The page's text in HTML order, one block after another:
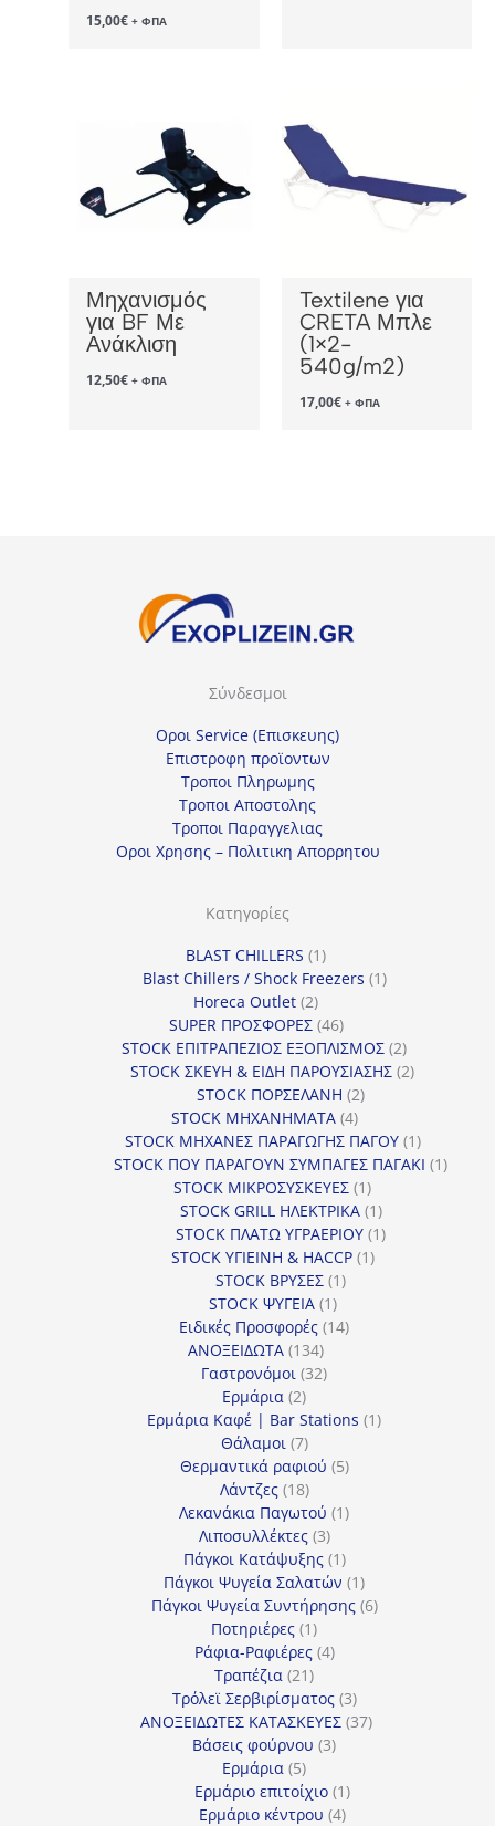
15,00€ + ΦΠΑ
Μηχανισμός
για BF Με
Ανάκλιση
12,50€ + ΦΠΑ
Textilene για
CRETA Μπλε
(1×2-
540g/m2)
17,00€ + ΦΠΑ
Σύνδεσμοι
Οροι Service (Επισκευης)
Επιστροφη προϊοντων
Τροποι Πληρωμης
Τροποι Αποστολης
Τροποι Παραγγελιας
Οροι Χρησης – Πολιτικη Απορρητου
Κατηγορίες
BLAST CHILLERS 11
προϊόν
Blast Chillers / Shock Freezers 11
Horeca Outlet 22
προϊόντα
SUPER ΠΡΟΣΦΟΡΕΣ 4646
προϊόντα
STOCK ΕΠΙΤΡΑΠΕΖΙΟΣ ΕΞΟΠΛΙΣΜΟΣ 22
προϊόντα
STOCK ΣΚΕΥΗ & ΕΙΔΗ ΠΑΡΟΥΣΙΑΣΗΣ 22
STOCK ΠΟΡΣΕΛΑΝΗ 22
STOCK ΜΗΧΑΝΗΜΑΤΑ 44
προϊόντα
STOCK ΜΗΧΑΝΕΣ ΠΑΡΑΓΩΓΗΣ ΠΑΓΟΥ 11
προϊόν
STOCK ΠΟΥ ΠΑΡΑΓΟΥΝ ΣΥΜΠΑΓΕΣ ΠΑΓΑΚΙ 11
STOCK ΜΙΚΡΟΣΥΣΚΕΥΕΣ 11
προϊόν
STOCK GRILL ΗΛΕΚΤΡΙΚΑ 11
προϊόν
STOCK ΠΛΑΤΩ ΥΓΡΑΕΡΙΟΥ 11
STOCK ΥΓΙΕΙΝΗ & HACCP 11
STOCK ΒΡΥΣΕΣ 11
STOCK ΨΥΓΕΙΑ 11
προϊόν
Ειδικές Προσφορές 1414
ΑΝΟΞΕΙΔΩΤΑ 134134
προϊόντα
Γαστρονόμοι 3232
Ερμάρια 22
προϊόντα
Ερμάρια Καφέ | Bar Stations 11
Θάλαμοι 77
προϊόντα
Θερμαντικά ραφιού 55
Λάντζες 1818
προϊόντα
Λεκανάκια Παγωτού 11
Λιποσυλλέκτες 33
προϊόντα
Πάγκοι Κατάψυξης 11
προϊόν
Πάγκοι Ψυγεία Σαλατών 11
προϊόν
Πάγκοι Ψυγεία Συντήρησης 66
Ποτηριέρες 11
προϊόν
Ράφια-Ραφιέρες 44
Τραπέζια 2121
προϊόντα
Τρόλεϊ Σερβιρίσματος 33
προϊόντα
ΑΝΟΞΕΙΔΩΤΕΣ ΚΑΤΑΣΚΕΥΕΣ 3737
Βάσεις φούρνου 33
Ερμάρια 55
προϊόντα
Ερμάριο επιτοίχιο 11
προϊόν
Ερμάριο κέντρου 44